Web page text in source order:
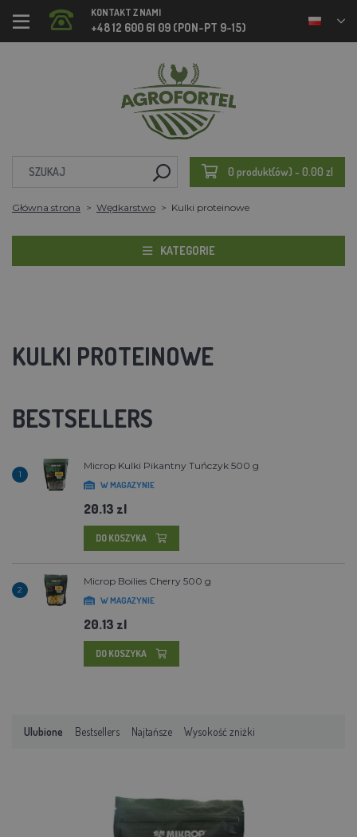
KONTAKT Z NAMI
+48 12 600 61 09 (PON-PT 9-15)
0 produkt(ów) - 0.00 zl
Główna strona Wędkarstwo Kulki proteinowe
KATEGORIE
KULKI PROTEINOWE
BESTSELLERS
1
Microp Kulki Pikantny Tuńczyk 500 g
W MAGAZYNIE
20.13 zl
DO KOSZYKA
2
Microp Boilies Cherry 500 g
W MAGAZYNIE
20.13 zl
DO KOSZYKA
Ulubione Bestsellers Najtańsze Wysokość zniżki